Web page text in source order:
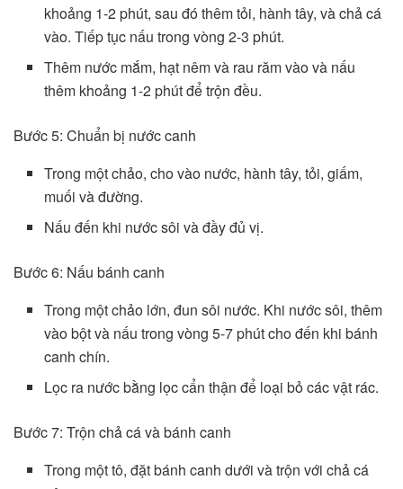
khoảng 1-2 phút, sau đó thêm tỏi, hành tây, và chả cá
vào. Tiếp tục nấu trong vòng 2-3 phút.
Thêm nước mắm, hạt nêm và rau răm vào và nấu
thêm khoảng 1-2 phút để trộn đều.
Bước 5: Chuẩn bị nước canh
Trong một chảo, cho vào nước, hành tây, tỏi, giấm,
muối và đường.
Nấu đến khi nước sôi và đầy đủ vị.
Bước 6: Nấu bánh canh
Trong một chảo lớn, đun sôi nước. Khi nước sôi, thêm
vào bột và nấu trong vòng 5-7 phút cho đến khi bánh
canh chín.
Lọc ra nước bằng lọc cẩn thận để loại bỏ các vật rác.
Bước 7: Trộn chả cá và bánh canh
Trong một tô, đặt bánh canh dưới và trộn với chả cá